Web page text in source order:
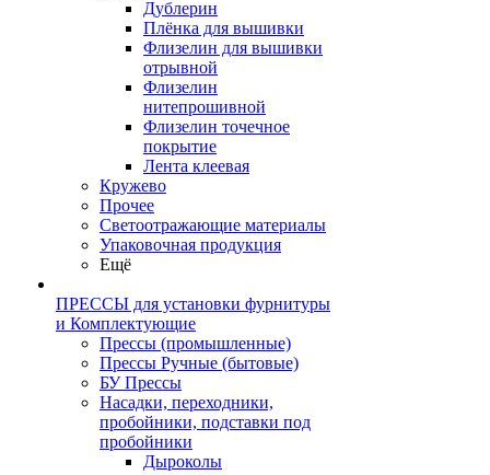
Дублерин
Плёнка для вышивки
Флизелин для вышивки
отрывной
Флизелин
нитепрошивной
Флизелин точечное
покрытие
Лента клеевая
Кружево
Прочее
Светоотражающие материалы
Упаковочная продукция
Ещё
ПРЕССЫ для установки фурнитуры
и Комплектующие
Прессы (промышленные)
Прессы Ручные (бытовые)
БУ Прессы
Насадки, переходники,
пробойники, подставки под
пробойники
Дыроколы